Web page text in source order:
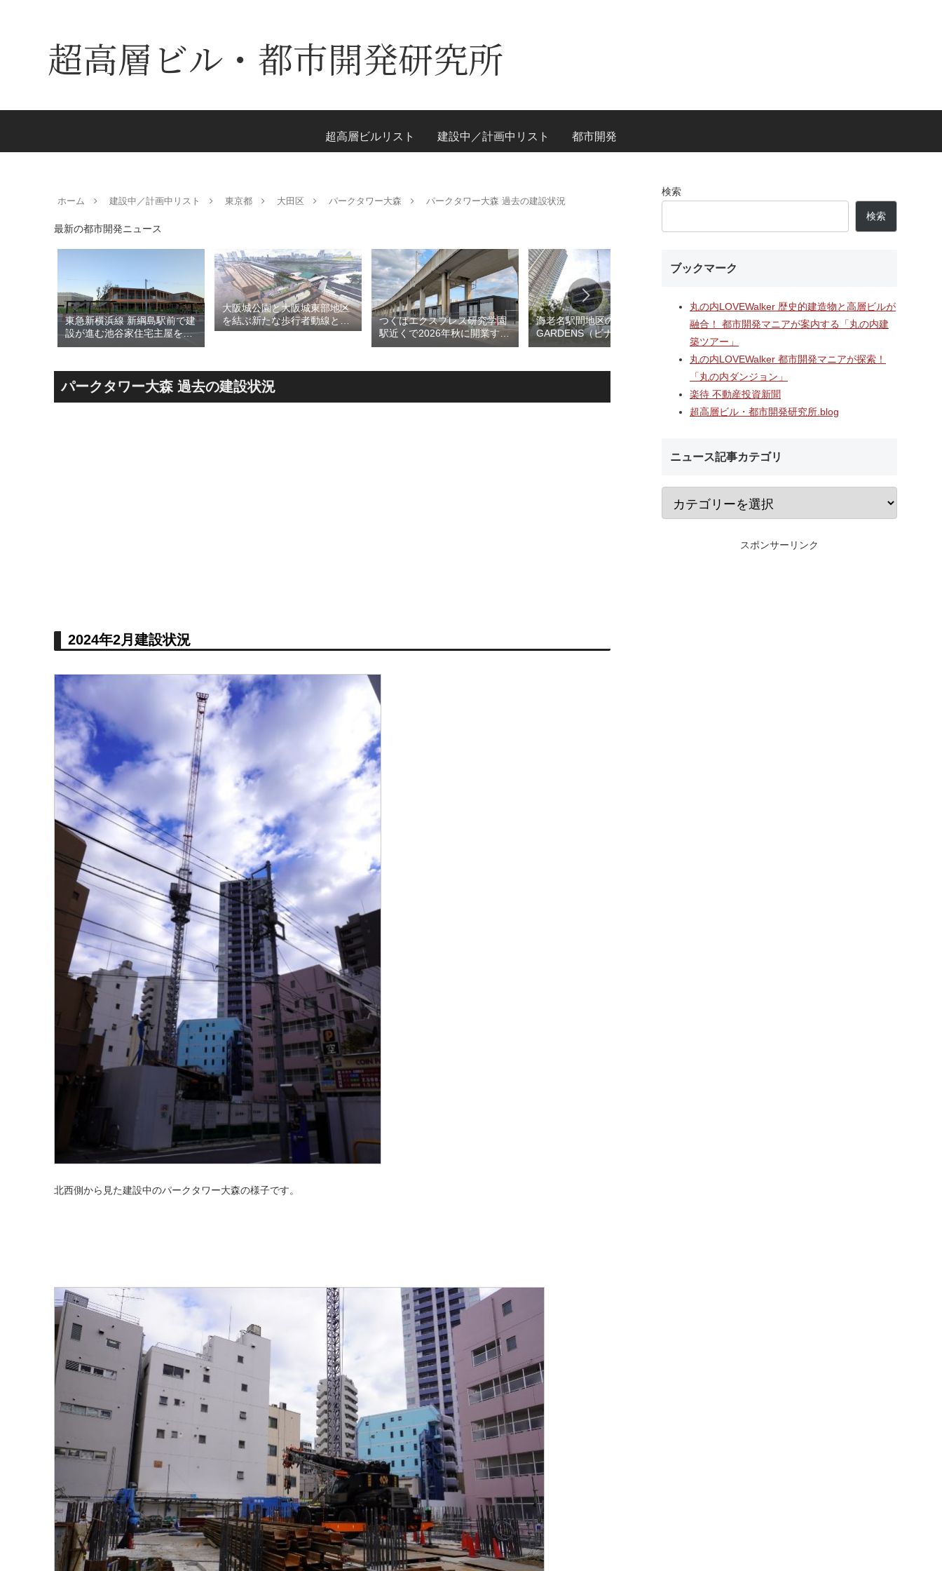
超高層ビル・都市開発研究所
超高層ビルリスト 建設中／計画中リスト 都市開発
ホーム 建設中／計画中リスト 東京都 大田区 パークタワー大森 パークタワー大森 過去の建設状況
最新の都市開発ニュース
東急新横浜線 新綱島駅前で建
設が進む池谷家住宅主屋を活
用した「新綱島MICCA」！！
による新たな駅前拠点が2026
年秋誕生へ！！
大阪城公園と大阪城東部地区
を結ぶ新たな歩行者動線とな
る「大阪城公園接続デッ
表！！
つくばエクスプレス研究学園
駅近くで2026年秋に開業する
高架下商業施設「寿横
跡地の開発計画や商業ビル建
海老名駅間地区のViNA
GARDENS（ビナ ガーデン
ズ）で建設中の「（仮称）フ
テル温浴棟」2026年夏時点建
なんばのクボタ旧本社跡地に
の多目的アリーナ「（仮称）
Kubota LaLa arena」！！街
区名称は「Kubota field（クボ
タフィールド）」に決定！！
長崎駅前の県営バス
業」！！バスターミ
パークタワー大森 過去の建設状況
2024年2月建設状況
北西側から見た建設中のパークタワー大森の様子です。
検索
検索
ブックマーク
丸の内LOVEWalker 歴史的建造物と高層ビルが
融合！ 都市開発マニアが案内する「丸の内建
築ツアー」
丸の内LOVEWalker 都市開発マニアが探索！
「丸の内ダンジョン」
楽待 不動産投資新聞
超高層ビル・都市開発研究所.blog
ニュース記事カテゴリ
スポンサーリンク